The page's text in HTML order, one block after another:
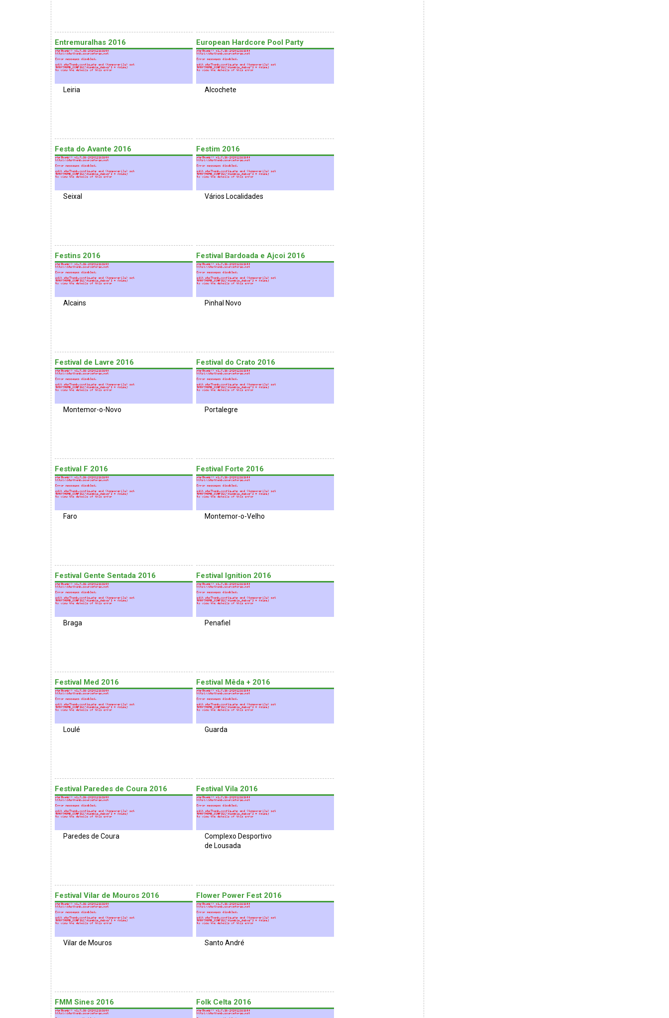
Entremuralhas 2016
Leiria
European Hardcore Pool Party
Alcochete
Festa do Avante 2016
Seixal
Festim 2016
Vários Localidades
Festins 2016
Alcains
Festival Bardoada e Ajcoi 2016
Pinhal Novo
Festival de Lavre 2016
Montemor-o-Novo
Festival do Crato 2016
Portalegre
Festival F 2016
Faro
Festival Forte 2016
Montemor-o-Velho
Festival Gente Sentada 2016
Braga
Festival Ignition 2016
Penafiel
Festival Med 2016
Loulé
Festival Mêda + 2016
Guarda
Festival Paredes de Coura 2016
Paredes de Coura
Festival Vila 2016
Complexo Desportivo
de Lousada
Festival Vilar de Mouros 2016
Vilar de Mouros
Flower Power Fest 2016
Santo André
FMM Sines 2016 Folk Celta 2016